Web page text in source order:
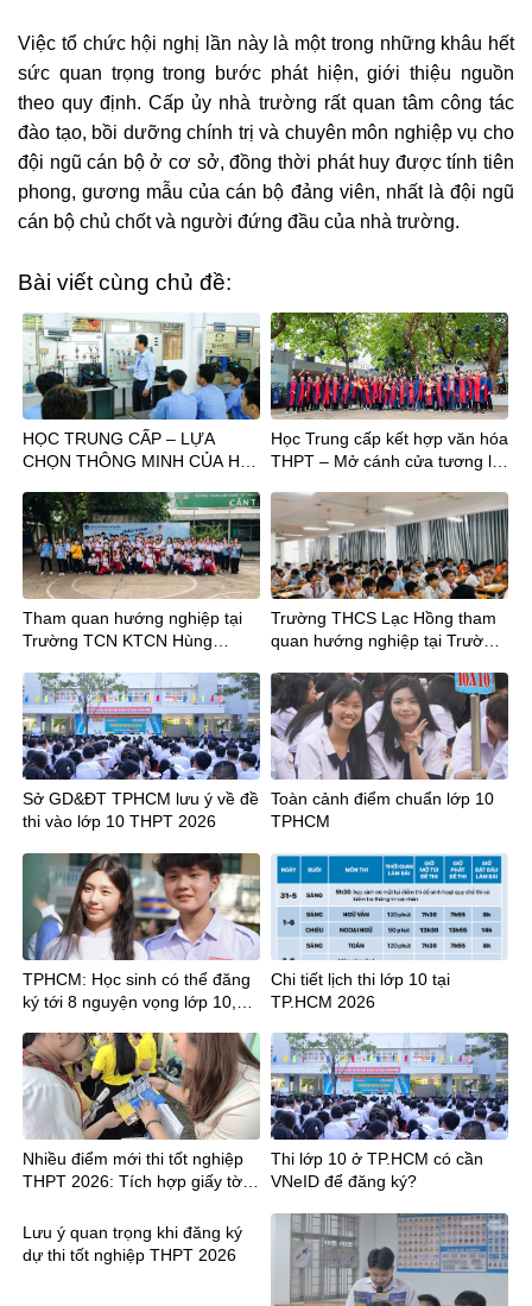
Việc tổ chức hội nghị lần này là một trong những khâu hết
sức quan trọng trong bước phát hiện, giới thiệu nguồn
theo quy định. Cấp ủy nhà trường rất quan tâm công tác
đào tạo, bồi dưỡng chính trị và chuyên môn nghiệp vụ cho
đội ngũ cán bộ ở cơ sở, đồng thời phát huy được tính tiên
phong, gương mẫu của cán bộ đảng viên, nhất là đội ngũ
cán bộ chủ chốt và người đứng đầu của nhà trường.
Bài viết cùng chủ đề:
HỌC TRUNG CẤP – LỰA
CHỌN THÔNG MINH CỦA HS
Học Trung cấp kết hợp văn hóa
THPT – Mở cánh cửa tương lai
Tham quan hướng nghiệp tại
Trường TCN KTCN Hùng
THCS Chu Văn An và THCS
Hậu Giang
Trường THCS Lạc Hồng tham
quan hướng nghiệp tại Trường
ghệ Hùng Vương
Sở GD&ĐT TPHCM lưu ý về đề
thi vào lớp 10 THPT 2026
Toàn cảnh điểm chuẩn lớp 10
TPHCM
TPHCM: Học sinh có thể đăng
ký tới 8 nguyện vọng lớp 10,
Chi tiết lịch thi lớp 10 tại
TP.HCM 2026
Nhiều điểm mới thi tốt nghiệp
THPT 2026: Tích hợp giấy tờ,
ngày
Thi lớp 10 ở TP.HCM có cần
VNeID để đăng ký?
Lưu ý quan trọng khi đăng ký
dự thi tốt nghiệp THPT 2026